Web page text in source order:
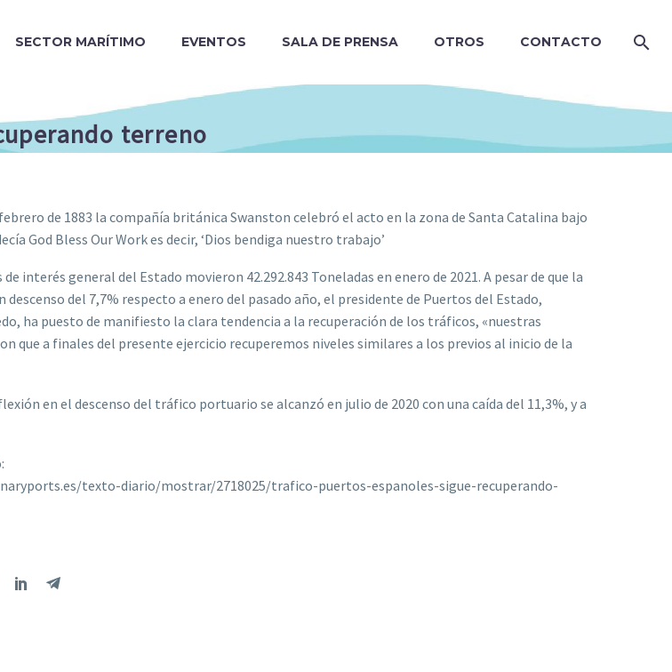
SECTOR MARÍTIMO EVENTOS SALA DE PRENSA OTROS CONTACTO
terreno
de 1883 la compañía británica Swanston celebró el acto en la zona de Santa Catalina bajo
God Bless Our Work es decir, ‘Dios bendiga nuestro trabajo’
interés general del Estado movieron 42.292.843 Toneladas en enero de 2021. A pesar de que la
descenso del 7,7% respecto a enero del pasado año, el presidente de Puertos del Estado,
ha puesto de manifiesto la clara tendencia a la recuperación de los tráficos, «nuestras
que a finales del presente ejercicio recuperemos niveles similares a los previos al inicio de la
en el descenso del tráfico portuario se alcanzó en julio de 2020 con una caída del 11,3%, y a
texto-diario/mostrar/2718025/trafico-puertos-espanoles-sigue-recuperando-